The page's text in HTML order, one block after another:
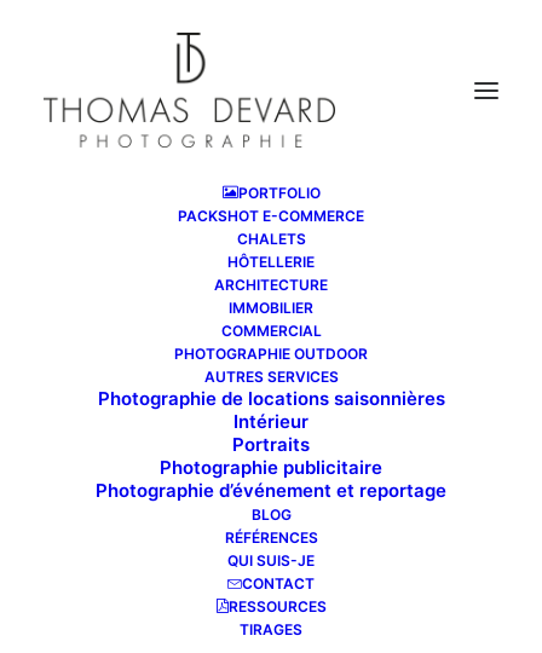
PORTFOLIO
PACKSHOT E-COMMERCE
CHALETS
HÔTELLERIE
ARCHITECTURE
IMMOBILIER
COMMERCIAL
PHOTOGRAPHIE OUTDOOR
AUTRES SERVICES
Photographie de locations saisonnières
Intérieur
Portraits
Photographie publicitaire
Photographie d’événement et reportage
BLOG
RÉFÉRENCES
QUI SUIS-JE
CONTACT
RESSOURCES
TIRAGES